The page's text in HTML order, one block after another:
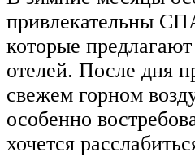
привлекательны
которые
отелей. После дня
свежем горном
особенно
хочется